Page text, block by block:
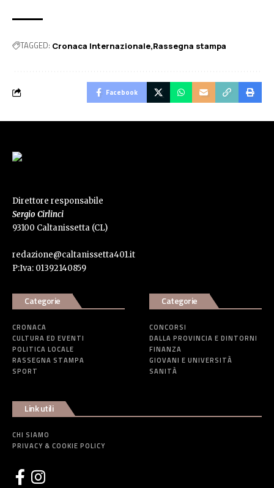
TAGGED: Cronaca Internazionale Rassegna stampa
Facebook
Direttore responsabile
Sergio Cirlinci
93100 Caltanissetta (CL)
redazione@caltanissetta401.it
P:Iva: 01392140859
Categorie
CRONACA
CULTURA ED EVENTI
POLITICA LOCALE
RASSEGNA STAMPA
SPORT
Categorie
CONCORSI
DALLA PROVINCIA E DINTORNI
FINANZA
GIOVANI E UNIVERSITÀ
SANITÀ
Link utili
CHI SIAMO
PRIVACY & COOKIE POLICY